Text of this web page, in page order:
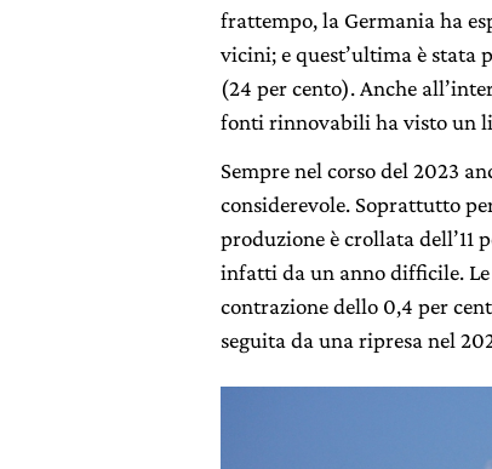
frattempo, la Germania ha
vicini; e quest’ultima è
(24 per cento). Anche
fonti rinnovabili ha visto un
Sempre nel corso del 2023
considerevole. Soprattutto
produzione è crollata dell’11
infatti da un anno difficile. Le
contrazione dello 0,4 per
seguita da una ripresa nel